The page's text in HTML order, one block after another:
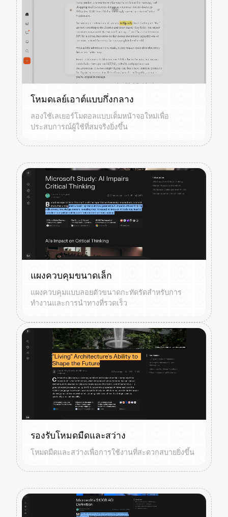
โหมดเลย์เอาต์แบบกึ่งกลาง
ลองใช้เลเยอร์โมดอลแบบเต็มหน้าจอใหม่เพื่อ
ประสบการณ์ผู้ใช้ที่สมจริงยิ่งขึ้น
แผงควบคุมขนาดเล็ก
แผงควบคุมแบบลอยตัวขนาดกะทัดรัดสำหรับการ
ทำงานและการนำทางที่รวดเร็ว
รองรับโหมดมืดและสว่าง
โหมดมืดและสว่างเพื่อการใช้งานที่สะดวกสบายยิ่งขึ้น